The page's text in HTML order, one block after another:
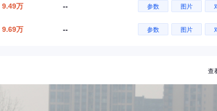
9.49万 -- 参数 图片
9.69万 -- 参数 图片
查